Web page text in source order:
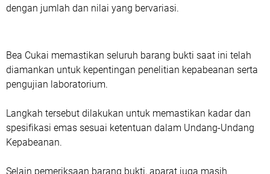
dengan jumlah dan nilai yang bervariasi.
Bea Cukai memastikan seluruh barang bukti saat ini telah
diamankan untuk kepentingan penelitian kepabeanan serta
pengujian laboratorium.
Langkah tersebut dilakukan untuk memastikan kadar dan
spesifikasi emas sesuai ketentuan dalam Undang-Undang
Kepabeanan.
Selain pemeriksaan barang bukti, aparat juga masih